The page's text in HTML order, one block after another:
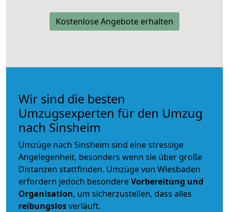
Kostenlose Angebote erhalten
Wir sind die besten
Umzugsexperten für den Umzug
nach Sinsheim
Umzüge nach Sinsheim sind eine stressige
Angelegenheit, besonders wenn sie über große
Distanzen stattfinden. Umzüge von Wiesbaden
erfordern jedoch besondereVorbereitung und
Organisation, um sicherzustellen, dass alles
reibungslosverläuft.